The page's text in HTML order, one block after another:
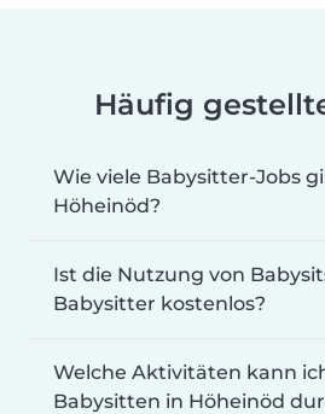
Häufig
Wie viele Babysitter-Jobs
Höheinöd?
Ist die Nutzung von
Babysitter kostenlos?
Welche Aktivitäten kann
Babysitten in Höheinöd